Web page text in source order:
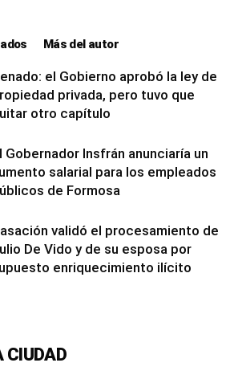
Más del autor
el Gobierno aprobó la ley de
privada, pero tuvo que
otro capítulo
Gobernador Insfrán anunciaría un
salarial para los empleados
de Formosa
validó el procesamiento de
De Vido y de su esposa por
enriquecimiento ilícito
CIUDAD